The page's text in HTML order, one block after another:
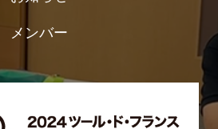
メンバー